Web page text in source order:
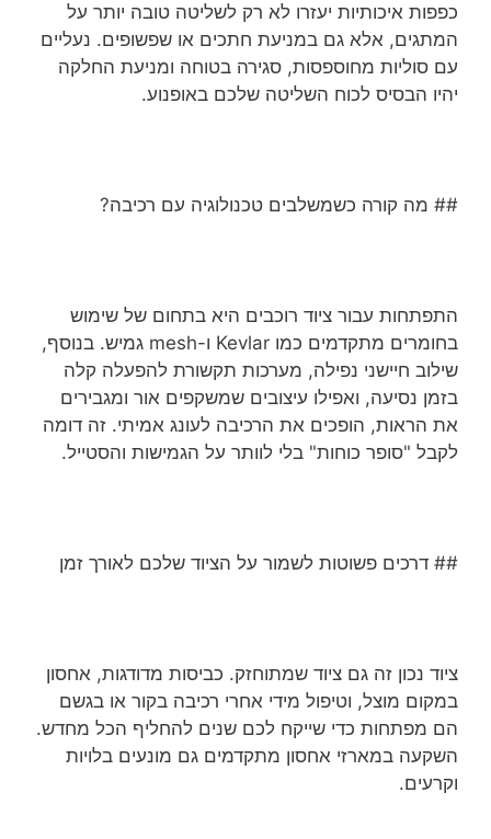
כפפות איכותיות יעזרו לא רק לשליטה טובה יותר על
המתגים, אלא גם במניעת חתכים או שפשופים. נעליים
עם סוליות מחוספסות, סגירה בטוחה ומניעת החלקה
יהיו הבסיס לכוח השליטה שלכם באופנוע.
## מה קורה כשמשלבים טכנולוגיה עם רכיבה?
התפתחות עבור ציוד רוכבים היא בתחום של שימוש
בחומרים מתקדמים כמו Kevlar ו-mesh גמיש. בנוסף,
שילוב חיישני נפילה, מערכות תקשורת להפעלה קלה
בזמן נסיעה, ואפילו עיצובים שמשקפים אור ומגבירים
את הראות, הופכים את הרכיבה לעונג אמיתי. זה דומה
לקבל "סופר כוחות" בלי לוותר על הגמישות והסטייל.
## דרכים פשוטות לשמור על הציוד שלכם לאורך זמן
ציוד נכון זה גם ציוד שמתוחזק. כביסות מדודגות, אחסון
במקום מוצל, וטיפול מידי אחרי רכיבה בקור או בגשם
הם מפתחות כדי שייקח לכם שנים להחליף הכל מחדש.
השקעה במארזי אחסון מתקדמים גם מונעים בלויות
וקרעים.